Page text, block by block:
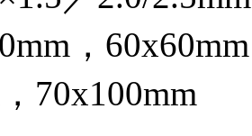
，
70x100mm